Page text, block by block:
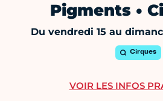
Pigments •
Du vendredi 15 au
Cirques
VOIR LES INFOS